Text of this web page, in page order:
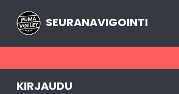
SEURANAVIGOINTI
KIRJAUDU